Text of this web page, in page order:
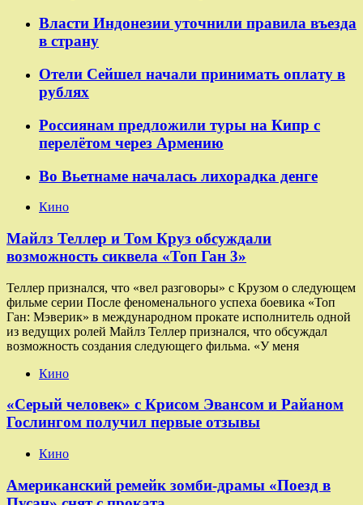
Власти Индонезии уточнили правила въезда
в страну
Отели Сейшел начали принимать оплату в
рублях
Россиянам предложили туры на Кипр с
перелётом через Армению
Во Вьетнаме началась лихорадка денге
Кино
Майлз Теллер и Том Круз обсуждали
возможность сиквела «Топ Ган 3»
Теллер признался, что «вел разговоры» с Крузом о следующем
фильме серии После феноменального успеха боевика «Топ
Ган: Мэверик» в международном прокате исполнитель одной
из ведущих ролей Майлз Теллер признался, что обсуждал
возможность создания следующего фильма. «У меня
Кино
«Серый человек» с Крисом Эвансом и Райаном
Гослингом получил первые отзывы
Кино
Американский ремейк зомби-драмы «Поезд в